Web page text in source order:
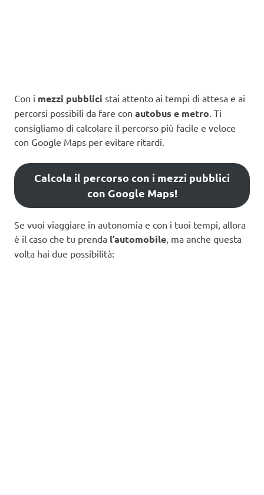
Con i mezzi pubblici stai attento ai tempi di attesa e ai
percorsi possibili da fare con autobus e metro. Ti
consigliamo di calcolare il percorso più facile e veloce
con Google Maps per evitare ritardi.
Calcola il percorso con i mezzi pubblici
con Google Maps!
Se vuoi viaggiare in autonomia e con i tuoi tempi, allora
è il caso che tu prenda l’automobile , ma anche questa
volta hai due possibilità: